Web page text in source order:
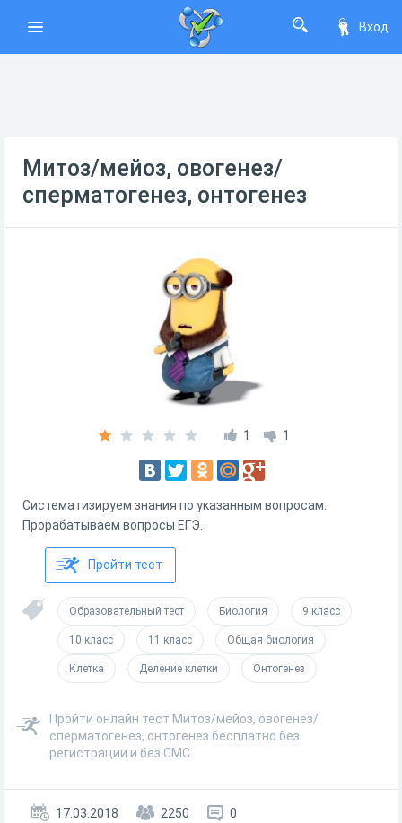
Вход
Митоз/мейоз, овогенез/
сперматогенез, онтогенез
1 1
Систематизируем знания по указанным вопросам.
Прорабатываем вопросы ЕГЭ.
Пройти тест
Образовательный тест Биология 9 класс
10 класс 11 класс Общая биология
Клетка Деление клетки Онтогенез
Пройти онлайн тест Митоз/мейоз, овогенез/
сперматогенез, онтогенез бесплатно без
регистрации и без СМС
17.03.2018 2250 0